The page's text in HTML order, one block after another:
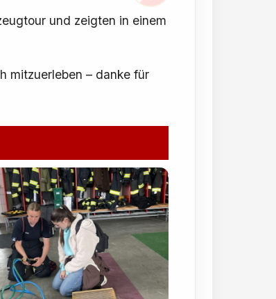
und zeigten in einem
mitzuerleben – danke für